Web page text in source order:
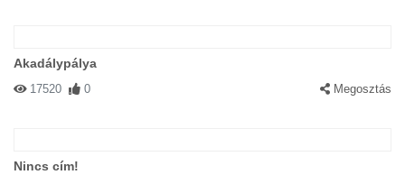
Akadálypálya
17520 0 Megosztás
Nincs cím!